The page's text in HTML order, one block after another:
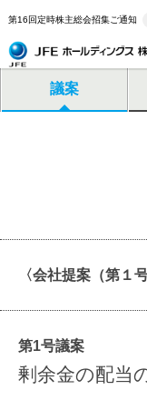
第16回定時株主総会招集ご通知
議案
〈会社提案（第１
第1号議案
剰余金の配当